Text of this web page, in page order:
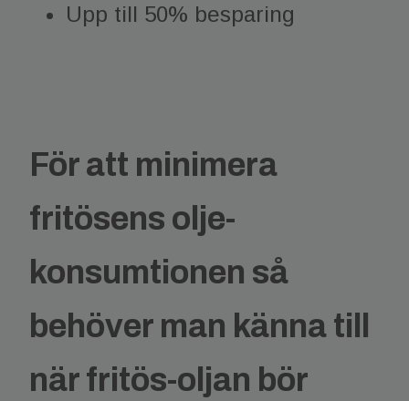
Upp till 50% besparing
För att minimera
fritösens olje-
konsumtionen så
behöver man känna till
när fritös-oljan bör